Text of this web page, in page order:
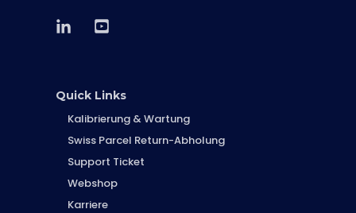
Quick Links
Kalibrierung & Wartung
Swiss Parcel Return-Abholung
Support Ticket
Webshop
Karriere